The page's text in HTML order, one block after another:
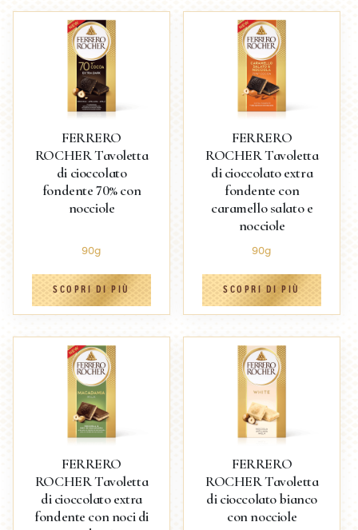
FERRERO
ROCHER Tavoletta
di cioccolato
fondente 70% con
nocciole
90g
SCOPRI DI PIÙ
FERRERO
ROCHER Tavoletta
di cioccolato extra
fondente con
caramello salato e
nocciole
90g
SCOPRI DI PIÙ
FERRERO
ROCHER Tavoletta
di cioccolato extra
fondente con noci di
FERRERO
ROCHER Tavoletta
di cioccolato bianco
con nocciole